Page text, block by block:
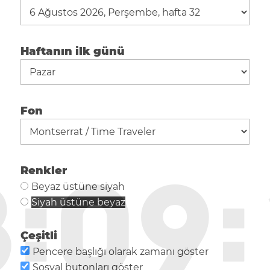
:09
Haftanın ilk günü
Fon
Renkler
Beyaz üstüne siyah
Siyah üstüne beyaz
Çeşitli
Pencere başlığı olarak zamanı göster
Sosyal butonları göster